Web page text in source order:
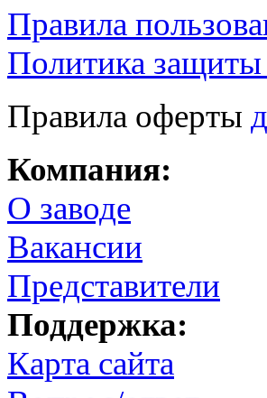
Правила
Политика
Правила оферты
Компания:
О заводе
Вакансии
Представители
Поддержка:
Карта сайта